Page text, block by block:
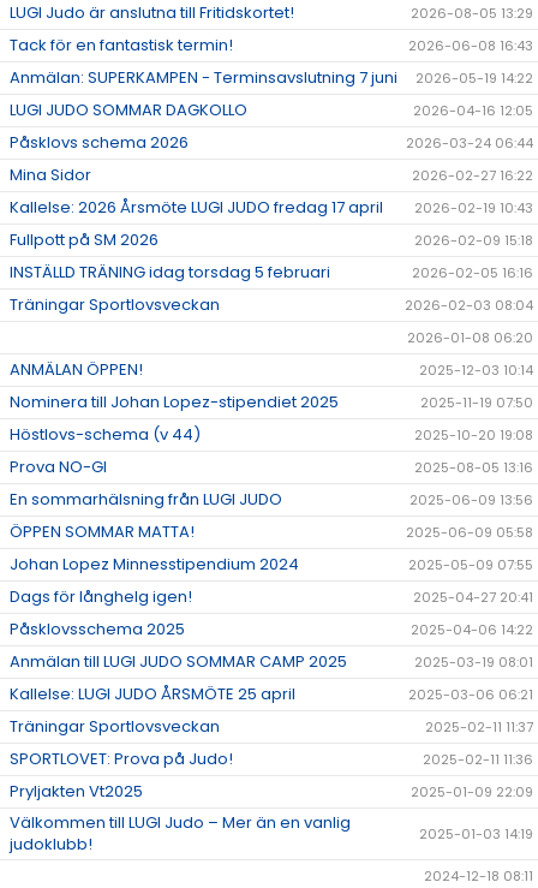
LUGI Judo är anslutna till Fritidskortet! 2026-08-05 13:29
Tack för en fantastisk termin! 2026-06-08 16:43
Anmälan: SUPERKAMPEN - Terminsavslutning 7 juni 2026-05-19 14:22
LUGI JUDO SOMMAR DAGKOLLO 2026-04-16 12:05
Påsklovs schema 2026 2026-03-24 06:44
Mina Sidor 2026-02-27 16:22
Kallelse: 2026 Årsmöte LUGI JUDO fredag 17 april 2026-02-19 10:43
Fullpott på SM 2026 2026-02-09 15:18
INSTÄLLD TRÄNING idag torsdag 5 februari 2026-02-05 16:16
Träningar Sportlovsveckan
2026-02-03 08:04
2026-01-08 06:20
ANMÄLAN ÖPPEN! 2025-12-03 10:14
Nominera till Johan Lopez-stipendiet 2025 2025-11-19 07:50
Höstlovs-schema (v 44) 2025-10-20 19:08
Prova NO-GI 2025-08-05 13:16
En sommarhälsning från LUGI JUDO 2025-06-09 13:56
ÖPPEN SOMMAR MATTA! 2025-06-09 05:58
Johan Lopez Minnesstipendium 2024 2025-05-09 07:55
Dags för långhelg igen! 2025-04-27 20:41
Påsklovsschema 2025 2025-04-06 14:22
Anmälan till LUGI JUDO SOMMAR CAMP 2025 2025-03-19 08:01
Kallelse: LUGI JUDO ÅRSMÖTE 25 april 2025-03-06 06:21
Träningar Sportlovsveckan 2025-02-11 11:37
SPORTLOVET: Prova på Judo! 2025-02-11 11:36
Pryljakten Vt2025 2025-01-09 22:09
Välkommen till LUGI Judo – Mer än en vanlig
judoklubb!
2025-01-03 14:19
2024-12-18 08:11